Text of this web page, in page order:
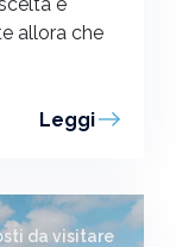
allora che
Leggi
da visitare